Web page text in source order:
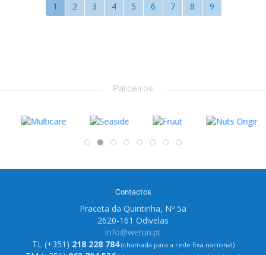
1 2 3 4 5 6 7 8 9
Parceiros
Contactos
Praceta da Quintinha, Nº 5a
2620-161 Odivelas
info@werun.pt
TL (+351) 218 228 784(chamada para a rede fixa nacional)